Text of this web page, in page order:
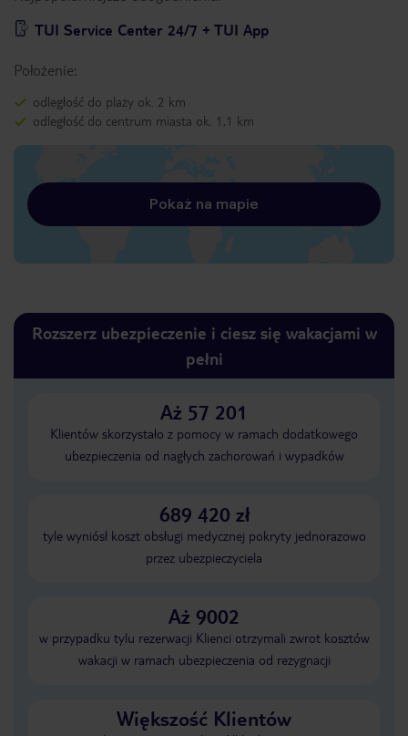
TUI Service Center 24/7 + TUI App
Położenie:
odległość do plaży ok. 2 km
odległość do centrum miasta ok. 1,1 km
Pokaż na mapie
Rozszerz ubezpieczenie i ciesz się wakacjami w
pełni
Aż 57 201
Klientów skorzystało z pomocy w ramach dodatkowego
ubezpieczenia od nagłych zachorowań i wypadków
689 420 zł
tyle wyniósł koszt obsługi medycznej pokryty jednorazowo
przez ubezpieczyciela
Aż 9002
w przypadku tylu rezerwacji Klienci otrzymali zwrot kosztów
wakacji w ramach ubezpieczenia od rezygnacji
Większość Klientów